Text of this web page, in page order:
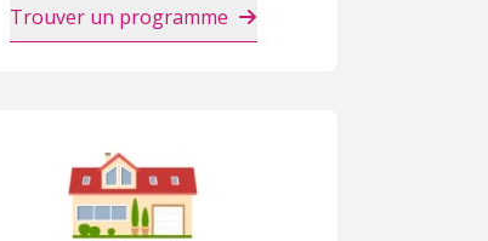
Trouver un programme